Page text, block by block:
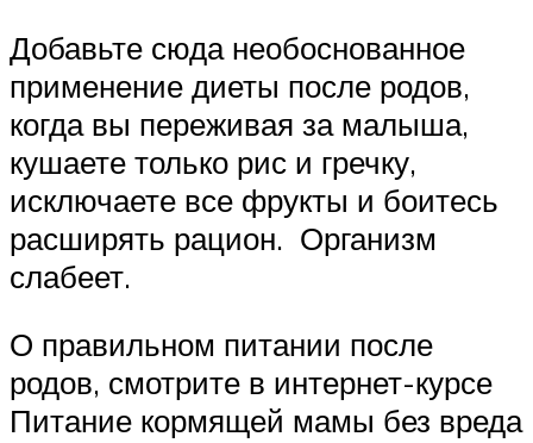
Добавьте сюда необоснованное
применение диеты после родов,
когда вы переживая за малыша,
кушаете только рис и гречку,
исключаете все фрукты и боитесь
расширять рацион. Организм
слабеет.
О правильном питании после
родов, смотрите в интернет-курсе
Питание кормящей мамы без вреда